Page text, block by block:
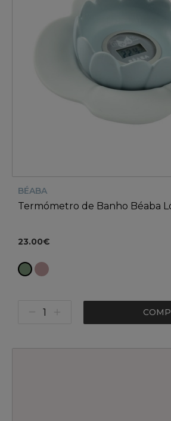
BÉABA
Termómetro de Banho Béaba
23.00€